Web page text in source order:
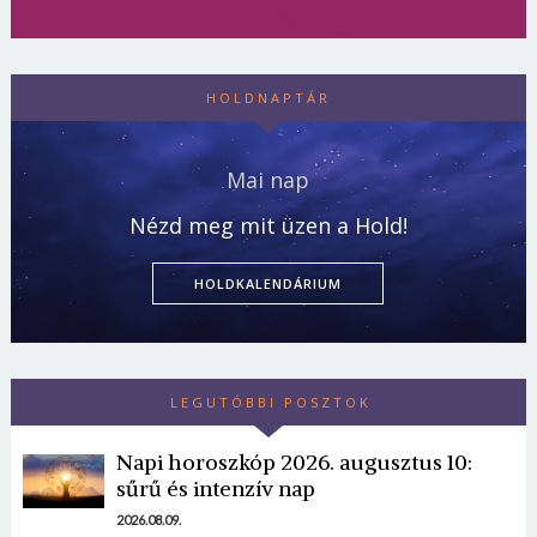
HOLDNAPTÁR
Mai nap
Nézd meg mit üzen a Hold!
HOLDKALENDÁRIUM
LEGUTÓBBI POSZTOK
Napi horoszkóp 2026. augusztus 10:
sűrű és intenzív nap
2026.08.09.
Borsonline bejelentkezés
E-mail cím vagy felhasználónév